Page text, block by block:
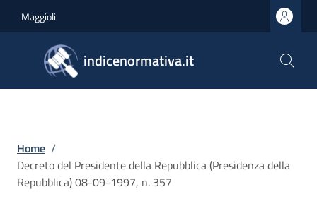
Maggioli
indicenormativa.it
Briciole di pane
Home /
Decreto del Presidente della Repubblica (Presidenza della
Repubblica) 08-09-1997, n. 357